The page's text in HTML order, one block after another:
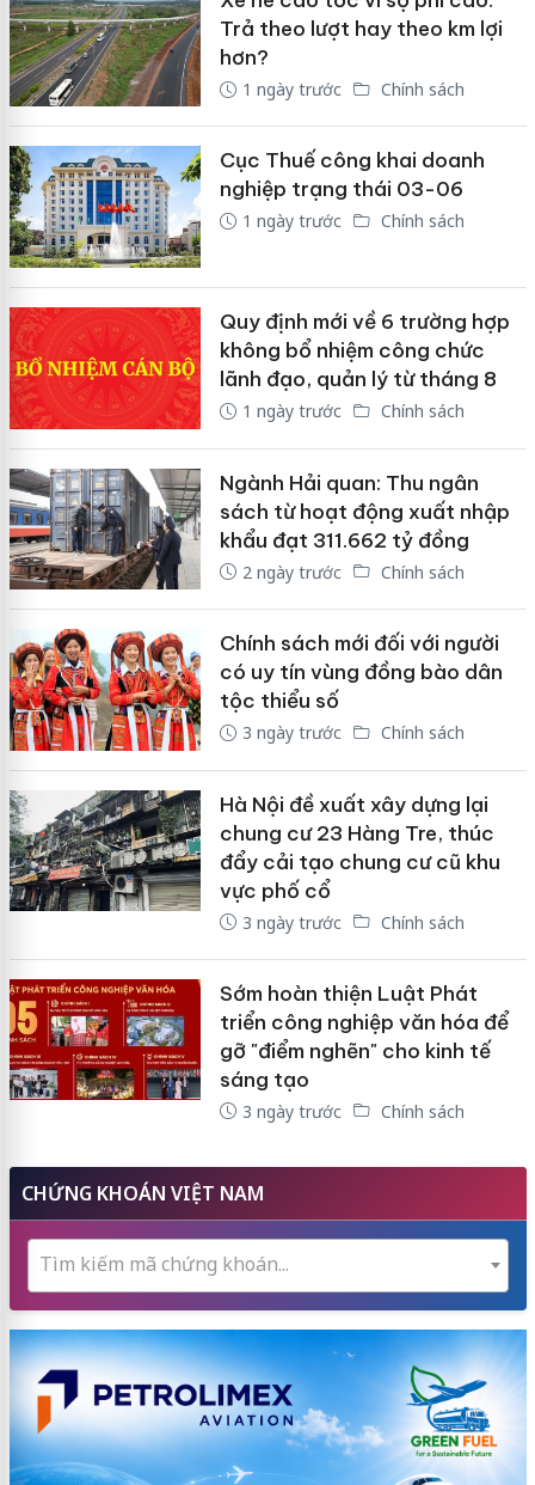
Trả theo lượt hay theo km lợi
hơn?
1 ngày trước Chính sách
Cục Thuế công khai doanh
nghiệp trạng thái 03-06
1 ngày trước Chính sách
Quy định mới về 6 trường hợp
không bổ nhiệm công chức
lãnh đạo, quản lý từ tháng 8
1 ngày trước Chính sách
Ngành Hải quan: Thu ngân
sách từ hoạt động xuất nhập
khẩu đạt 311.662 tỷ đồng
2 ngày trước Chính sách
Chính sách mới đối với người
có uy tín vùng đồng bào dân
tộc thiểu số
3 ngày trước Chính sách
Hà Nội đề xuất xây dựng lại
chung cư 23 Hàng Tre, thúc
đẩy cải tạo chung cư cũ khu
vực phố cổ
3 ngày trước Chính sách
Sớm hoàn thiện Luật Phát
triển công nghiệp văn hóa để
gỡ "điểm nghẽn" cho kinh tế
sáng tạo
3 ngày trước Chính sách
CHỨNG KHOÁN VIỆT NAM
Tìm kiếm mã chứng khoán...